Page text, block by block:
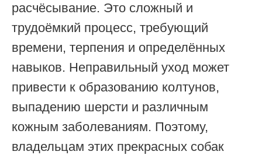
расчёсывание. Это сложный и
трудоёмкий процесс, требующий
времени, терпения и определённых
навыков. Неправильный уход может
привести к образованию колтунов,
выпадению шерсти и различным
кожным заболеваниям. Поэтому,
владельцам этих прекрасных собак